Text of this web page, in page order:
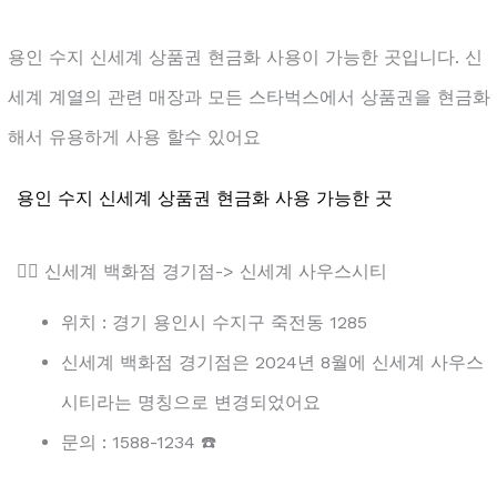
용인 수지 신세계 상품권 현금화 사용이 가능한 곳입니다. 신
세계 계열의 관련 매장과 모든 스타벅스에서 상품권을 현금화
해서 유용하게 사용 할수 있어요
용인 수지 신세계 상품권 현금화 사용 가능한 곳
👉🏻 신세계 백화점 경기점-> 신세계 사우스시티
위치 : 경기 용인시 수지구 죽전동 1285
신세계 백화점 경기점은 2024년 8월에 신세계 사우스
시티라는 명칭으로 변경되었어요
문의 : 1588-1234 ☎️